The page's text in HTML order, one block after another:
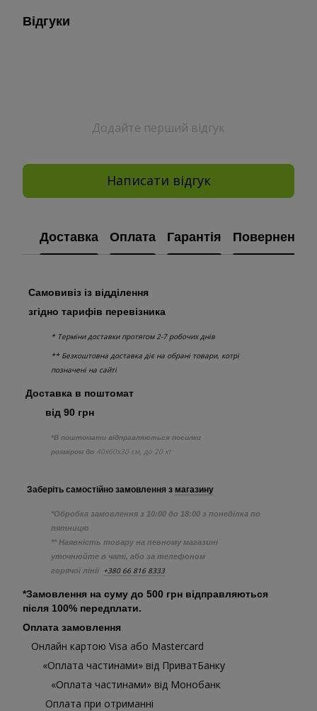
Відгуки
Додайте перший відгук
Написати відгук
Доставка Оплата Гарантія Повернення
Самовивіз із відділення
згідно тарифів перевізника
* Терміни доставки протягом 2-7 робочих днів
** Безкоштовна доставка діє на обрані товари, котрі
позначені на сайті
Доставка в поштомат
від 90 грн
*В поштомати відправляються посилки
розміром до 40х60х30 см, до 20 кг
Заберіть самостійно замовлення з магазину
*Обробка замовлення з 10:00 до 18:00 з понеділка по
пятницю
** Наявність товару на певному магазині
уточнюйте в чаті, або за телефоном
горячої лінії +380 66 816 8333
*Замовлення на суму до 500 грн відправляються
після 100% передплати.
Оплата замовлення
Онлайн картою Visa або Mastercard
«Оплата частинами» від ПриватБанку
«Оплата частинами» від Монобанк
Оплата при отриманні